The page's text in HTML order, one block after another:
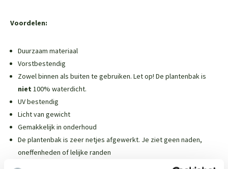
Voordelen:
Duurzaam materiaal
Vorstbestendig
Zowel binnen als buiten te gebruiken. Let op! De plantenbak is
niet 100% waterdicht.
UV bestendig
Licht van gewicht
Gemakkelijk in onderhoud
De plantenbak is zeer netjes afgewerkt. Je ziet geen naden,
oneffenheden of lelijke randen